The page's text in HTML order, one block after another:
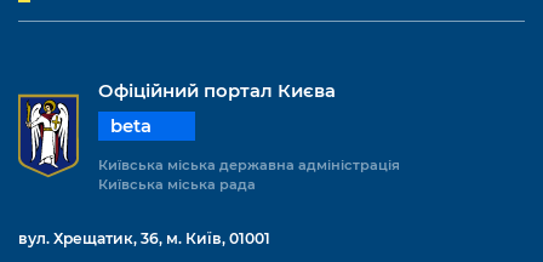
Офіційний портал Києва
beta
Київська міська державна адміністрація
Київська міська рада
вул. Хрещатик, 36, м. Київ, 01001